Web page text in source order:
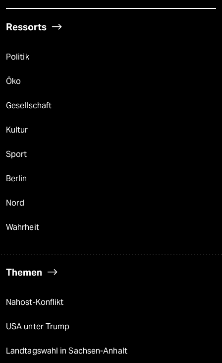
Ressorts
Politik
Öko
Gesellschaft
Kultur
Sport
Berlin
Nord
Wahrheit
Themen
Nahost-Konflikt
USA unter Trump
Landtagswahl in Sachsen-Anhalt